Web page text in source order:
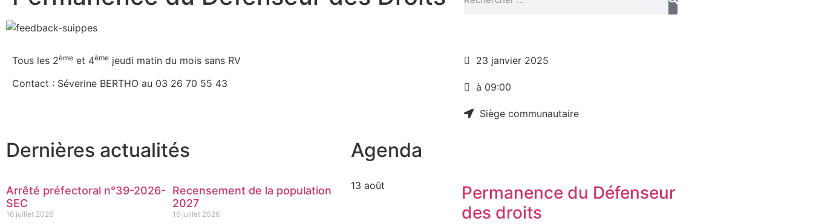
Tous les 2ème et 4ème jeudi matin du mois sans RV
Contact : Séverine BERTHO au 03 26 70 55 43
23 janvier 2025
à 09:00
Siège communautaire
Dernières actualités
Arrêté préfectoral n°39-2026-
SEC
16 juillet 2026
Recensement de la population
2027
16 juillet 2026
Agenda
13 août
Permanence du Défenseur
des droits